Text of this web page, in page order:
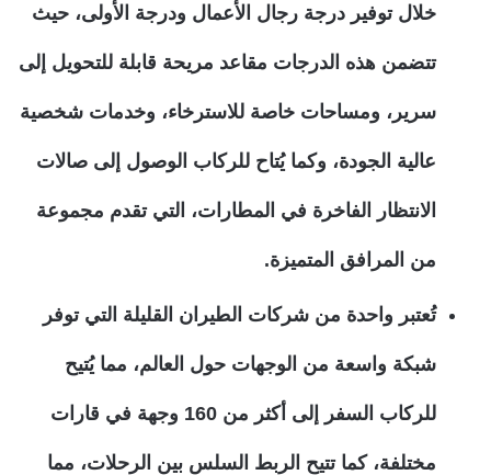
خلال توفير درجة رجال الأعمال ودرجة الأولى، حيث
تتضمن هذه الدرجات مقاعد مريحة قابلة للتحويل إلى
سرير، ومساحات خاصة للاسترخاء، وخدمات شخصية
عالية الجودة، وكما يُتاح للركاب الوصول إلى صالات
الانتظار الفاخرة في المطارات، التي تقدم مجموعة
من المرافق المتميزة.
تُعتبر واحدة من شركات الطيران القليلة التي توفر
شبكة واسعة من الوجهات حول العالم، مما يُتيح
للركاب السفر إلى أكثر من 160 وجهة في قارات
مختلفة، كما تتيح الربط السلس بين الرحلات، مما